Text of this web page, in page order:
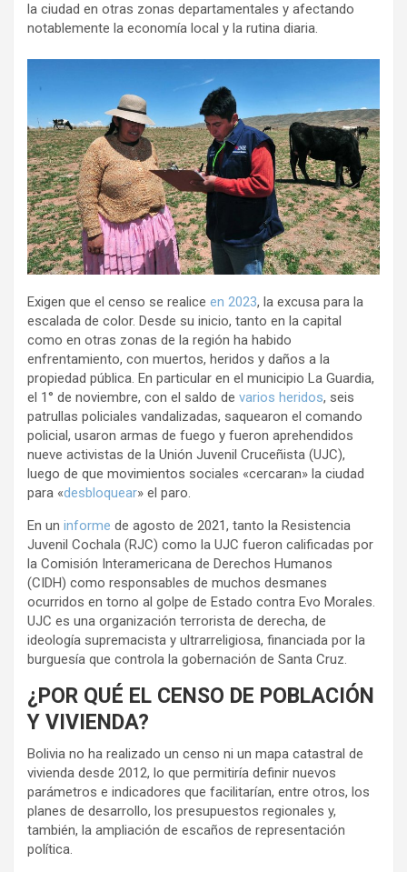
la ciudad en otras zonas departamentales y afectando
notablemente la economía local y la rutina diaria.
Exigen que el censo se realice en 2023, la excusa para la
escalada de color. Desde su inicio, tanto en la capital
como en otras zonas de la región ha habido
enfrentamiento, con muertos, heridos y daños a la
propiedad pública. En particular en el municipio La Guardia,
el 1° de noviembre, con el saldo de varios heridos, seis
patrullas policiales vandalizadas, saquearon el comando
policial, usaron armas de fuego y fueron aprehendidos
nueve activistas de la Unión Juvenil Cruceñista (UJC),
luego de que movimientos sociales «cercaran» la ciudad
para «desbloquear» el paro.
En un informe de agosto de 2021, tanto la Resistencia
Juvenil Cochala (RJC) como la UJC fueron calificadas por
la Comisión Interamericana de Derechos Humanos
(CIDH) como responsables de muchos desmanes
ocurridos en torno al golpe de Estado contra Evo Morales.
UJC es una organización terrorista de derecha, de
ideología supremacista y ultrarreligiosa, financiada por la
burguesía que controla la gobernación de Santa Cruz.
¿POR QUÉ EL CENSO DE POBLACIÓN
Y VIVIENDA?
Bolivia no ha realizado un censo ni un mapa catastral de
vivienda desde 2012, lo que permitiría definir nuevos
parámetros e indicadores que facilitarían, entre otros, los
planes de desarrollo, los presupuestos regionales y,
también, la ampliación de escaños de representación
política.